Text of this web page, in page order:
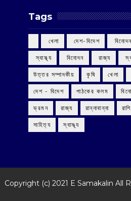
Tags
‌ খেলা ‌ দেশ-বিদেশ ‌ বিনোদন
‌ স্বাস্থ্য ‌ বিনোদন ‌ রাজ্য
উত্তর সম্পাদকীয় কৃষি খেলা
দেশ - বিদেশ পাঠকের কলম
ভ্রমন রাজ্য রান্নাবান্না
সাহিত্য স্বাস্থ্য
Copyright (c) 2021 E Samakalin All